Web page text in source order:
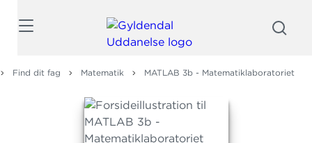
Find dit fag Matematik MATLAB 3b - Matematiklaboratoriet